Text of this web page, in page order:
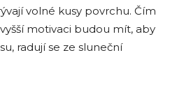
volné kusy povrchu. Čím
motivaci budou mít, aby
radují se ze sluneční